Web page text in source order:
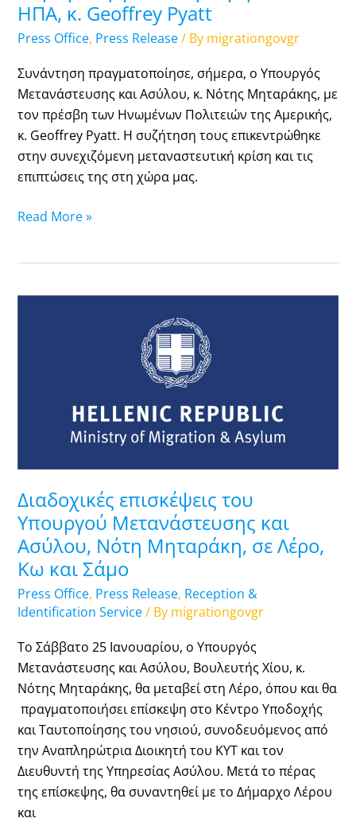
ΗΠΑ, κ. Geoffrey Pyatt
Press Office, Press Release/ By migrationgovgr
Συνάντηση πραγματοποίησε, σήμερα, ο Υπουργός
Μετανάστευσης και Ασύλου, κ. Νότης Μηταράκης, με
τον πρέσβη των Ηνωμένων Πολιτειών της Αμερικής,
κ. Geoffrey Pyatt. Η συζήτηση τους επικεντρώθηκε
στην συνεχιζόμενη μεταναστευτική κρίση και τις
επιπτώσεις της στη χώρα μας.
και
Ασύλου,
Νότη
Μηταράκη,
με
τον
πρέσβη
των
ΗΠΑ,
Geoffrey
Read More »
Διαδοχικές επισκέψεις του
Υπουργού Μετανάστευσης και
Ασύλου, Νότη Μηταράκη, σε Λέρο,
Κω και Σάμο
Press Office, Press Release, Reception &
Identification Service/ By migrationgovgr
Το Σάββατο 25 Ιανουαρίου, ο Υπουργός
Μετανάστευσης και Ασύλου, Βουλευτής Χίου, κ.
Νότης Μηταράκης, θα μεταβεί στη Λέρο, όπου και θα
πραγματοποιήσει επίσκεψη στο Κέντρο Υποδοχής
και Ταυτοποίησης του νησιού, συνοδευόμενος από
την Αναπληρώτρια Διοικητή του ΚΥΤ και τον
Διευθυντή της Υπηρεσίας Ασύλου. Μετά το πέρας
της επίσκεψης, θα συναντηθεί με το Δήμαρχο Λέρου
και
Μηταράκη,
σε
Λέρο,
Κω
και
Σάμο